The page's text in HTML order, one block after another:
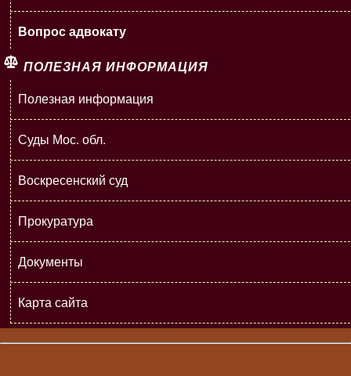
Вопрос адвокату
ПОЛЕЗНАЯ ИНФОРМАЦИЯ
Полезная информация
Суды Мос. обл.
Воскресенский суд
Прокуратура
Документы
Карта сайта